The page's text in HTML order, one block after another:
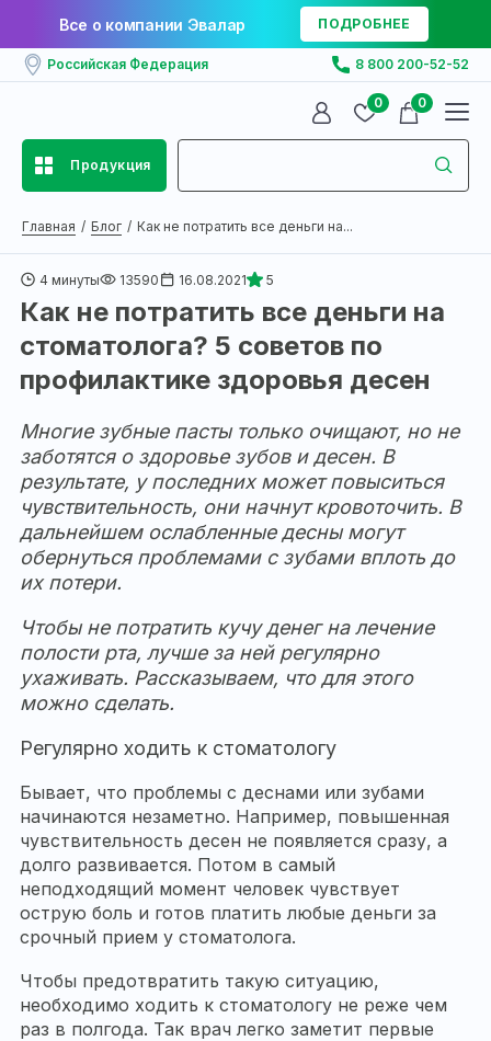
Все о компании Эвалар ПОДРОБНЕЕ
Российская Федерация 8 800 200-52-52
0 0
Продукция
Главная Блог Как не потратить все деньги на...
4 минуты 13590 16.08.2021 5
Как не потратить все деньги на
стоматолога? 5 советов по
профилактике здоровья десен
Многие зубные пасты только очищают, но не
заботятся о здоровье зубов и десен. В
результате, у последних может повыситься
чувствительность, они начнут кровоточить. В
дальнейшем ослабленные десны могут
обернуться проблемами с зубами вплоть до
их потери.
Чтобы не потратить кучу денег на лечение
полости рта, лучше за ней регулярно
ухаживать. Рассказываем, что для этого
можно сделать.
Регулярно ходить к стоматологу
Бывает, что проблемы с деснами или зубами
начинаются незаметно. Например, повышенная
чувствительность десен не появляется сразу, а
долго развивается. Потом в самый
неподходящий момент человек чувствует
острую боль и готов платить любые деньги за
срочный прием у стоматолога.
Чтобы предотвратить такую ситуацию,
необходимо ходить к стоматологу не реже чем
раз в полгода. Так врач легко заметит первые